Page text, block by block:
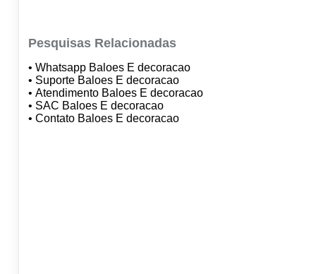
Pesquisas Relacionadas
• Whatsapp Baloes E decoracao
• Suporte Baloes E decoracao
• Atendimento Baloes E decoracao
• SAC Baloes E decoracao
• Contato Baloes E decoracao